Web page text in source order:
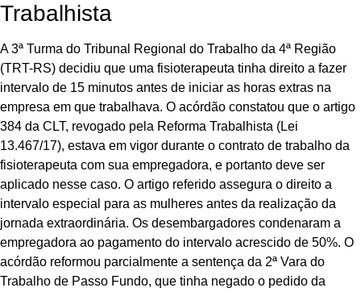
Trabalhista
A 3ª Turma do Tribunal Regional do Trabalho da 4ª Região
(TRT-RS) decidiu que uma fisioterapeuta tinha direito a fazer
intervalo de 15 minutos antes de iniciar as horas extras na
empresa em que trabalhava. O acórdão constatou que o artigo
384 da CLT, revogado pela Reforma Trabalhista (Lei
13.467/17), estava em vigor durante o contrato de trabalho da
fisioterapeuta com sua empregadora, e portanto deve ser
aplicado nesse caso. O artigo referido assegura o direito a
intervalo especial para as mulheres antes da realização da
jornada extraordinária. Os desembargadores condenaram a
empregadora ao pagamento do intervalo acrescido de 50%. O
acórdão reformou parcialmente a sentença da 2ª Vara do
Trabalho de Passo Fundo, que tinha negado o pedido da